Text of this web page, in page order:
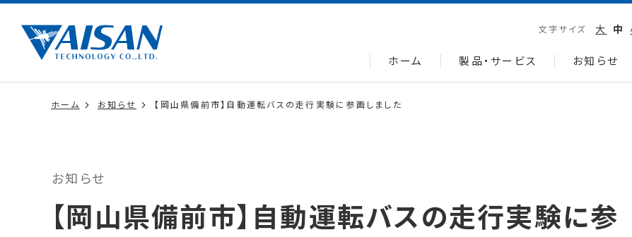
文字サイズ 大 中
ホーム 製品・サービス お知らせ
ホーム お知らせ 【岡山県備前市】自動運転バスの走行実験に参画しました
お知らせ
【岡山県備前市】自動運転バスの走行実験に参